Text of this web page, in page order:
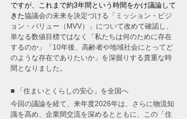
ですが、これまで約3年間という時間をかけ議論して
きた協議会の未来を決定づける「ミッション・ビジ
ョン・バリュー（MVV）」について改めて確認し、
単なる数値目標ではなく「私たちは何のために存在
するのか」「10年後、高齢者や地域社会にとってど
のような存在でありたいか」を深掘りする貴重な時
間となりました。
■ 「住まいとくらしの安心」を全国へ
今回の議論を経て、来年度2026年は、さらに物流知
識を高め、企業間交流を深めるとともに、この「住